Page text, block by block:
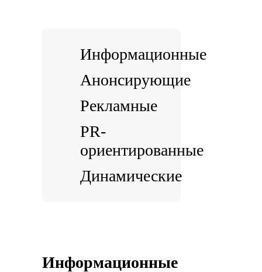
Информационные
Анонсирующие
Рекламные
PR-
ориентированные
Динамические
Информационные